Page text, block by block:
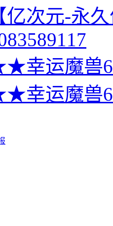
亿次元-永
幸运魔兽
幸运魔兽